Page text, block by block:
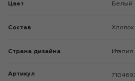
Цвет Белый
Состав
Страна дизайна Италия
Артикул